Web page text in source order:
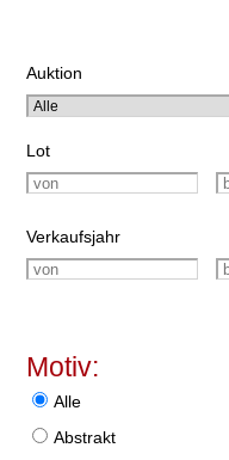
Auktion
Lot
Verkaufsjahr
Motiv:
Alle
Abstrakt